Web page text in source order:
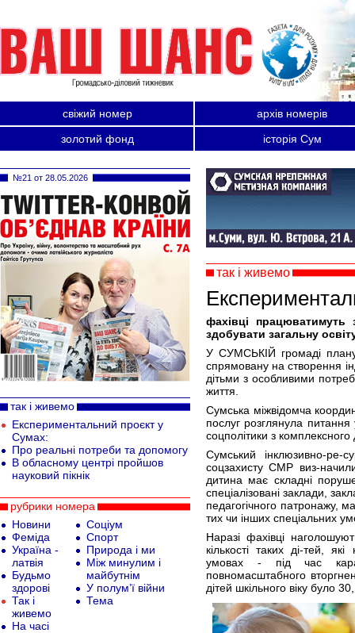
свіжий номер
архів номерів
золотий фонд
історія Сум
так і живемо
фахівці
здобувати загальну
У СУМСЬКІЙ громаді
спрямовану на створення
дітьми з особливими
життя.
Сумська міжвідомча
послуг розглянула
соцполітики з комплексного
Сумський інклюзивно-ре-
соцзахисту СМР виз-
дитина має складні
спеціалізовані заклади,
педагогічного патронажу,
тих чи інших спеціальних
Наразі фахівці
кількості таких ді-тей,
умовах - під час
повномасштабного
дітей шкільного віку було
№21 от 28.05.2026
так і живемо
Експериментальний проєкт у
Сумах:
Про реальні потреби та допомогу
В обласному центрі пройшов
науковий пікнік
рубрики номера
Новини
Феміда
Україна -
латвія
Будьмо
здорові
Так і
живемо
На часі
Соціум
Спорт
Природа і ми
Між минулим і
майбутнім
У полум’ї війни
Тема